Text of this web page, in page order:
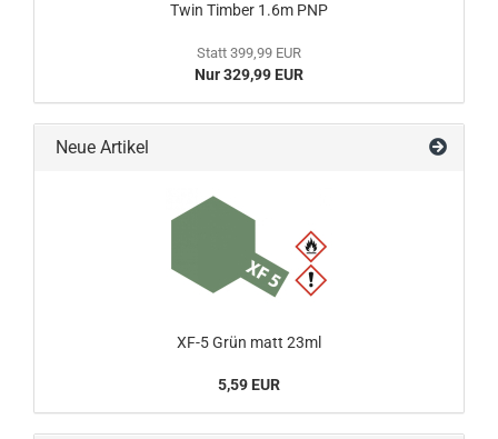
Twin Timber 1.6m PNP
Statt 399,99 EUR
Nur 329,99 EUR
Neue Artikel
XF-5 Grün matt 23ml
5,59 EUR